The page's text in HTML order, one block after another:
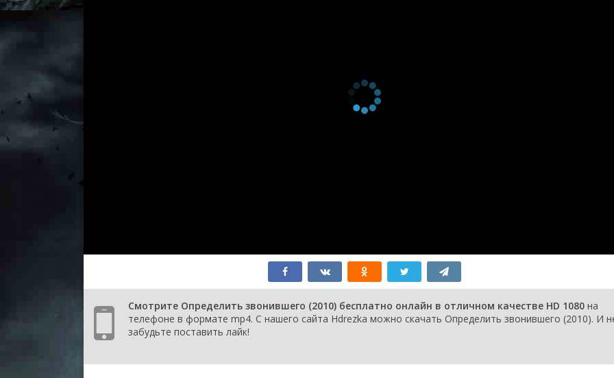
Смотрите Определить звонившего (2010) бесплатно онлайн в отличном качестве HD 1080 на
телефоне в формате mp4. С нашего сайта Hdrezka можно скачать Определить звонившего (2010). И
забудьте поставить лайк!